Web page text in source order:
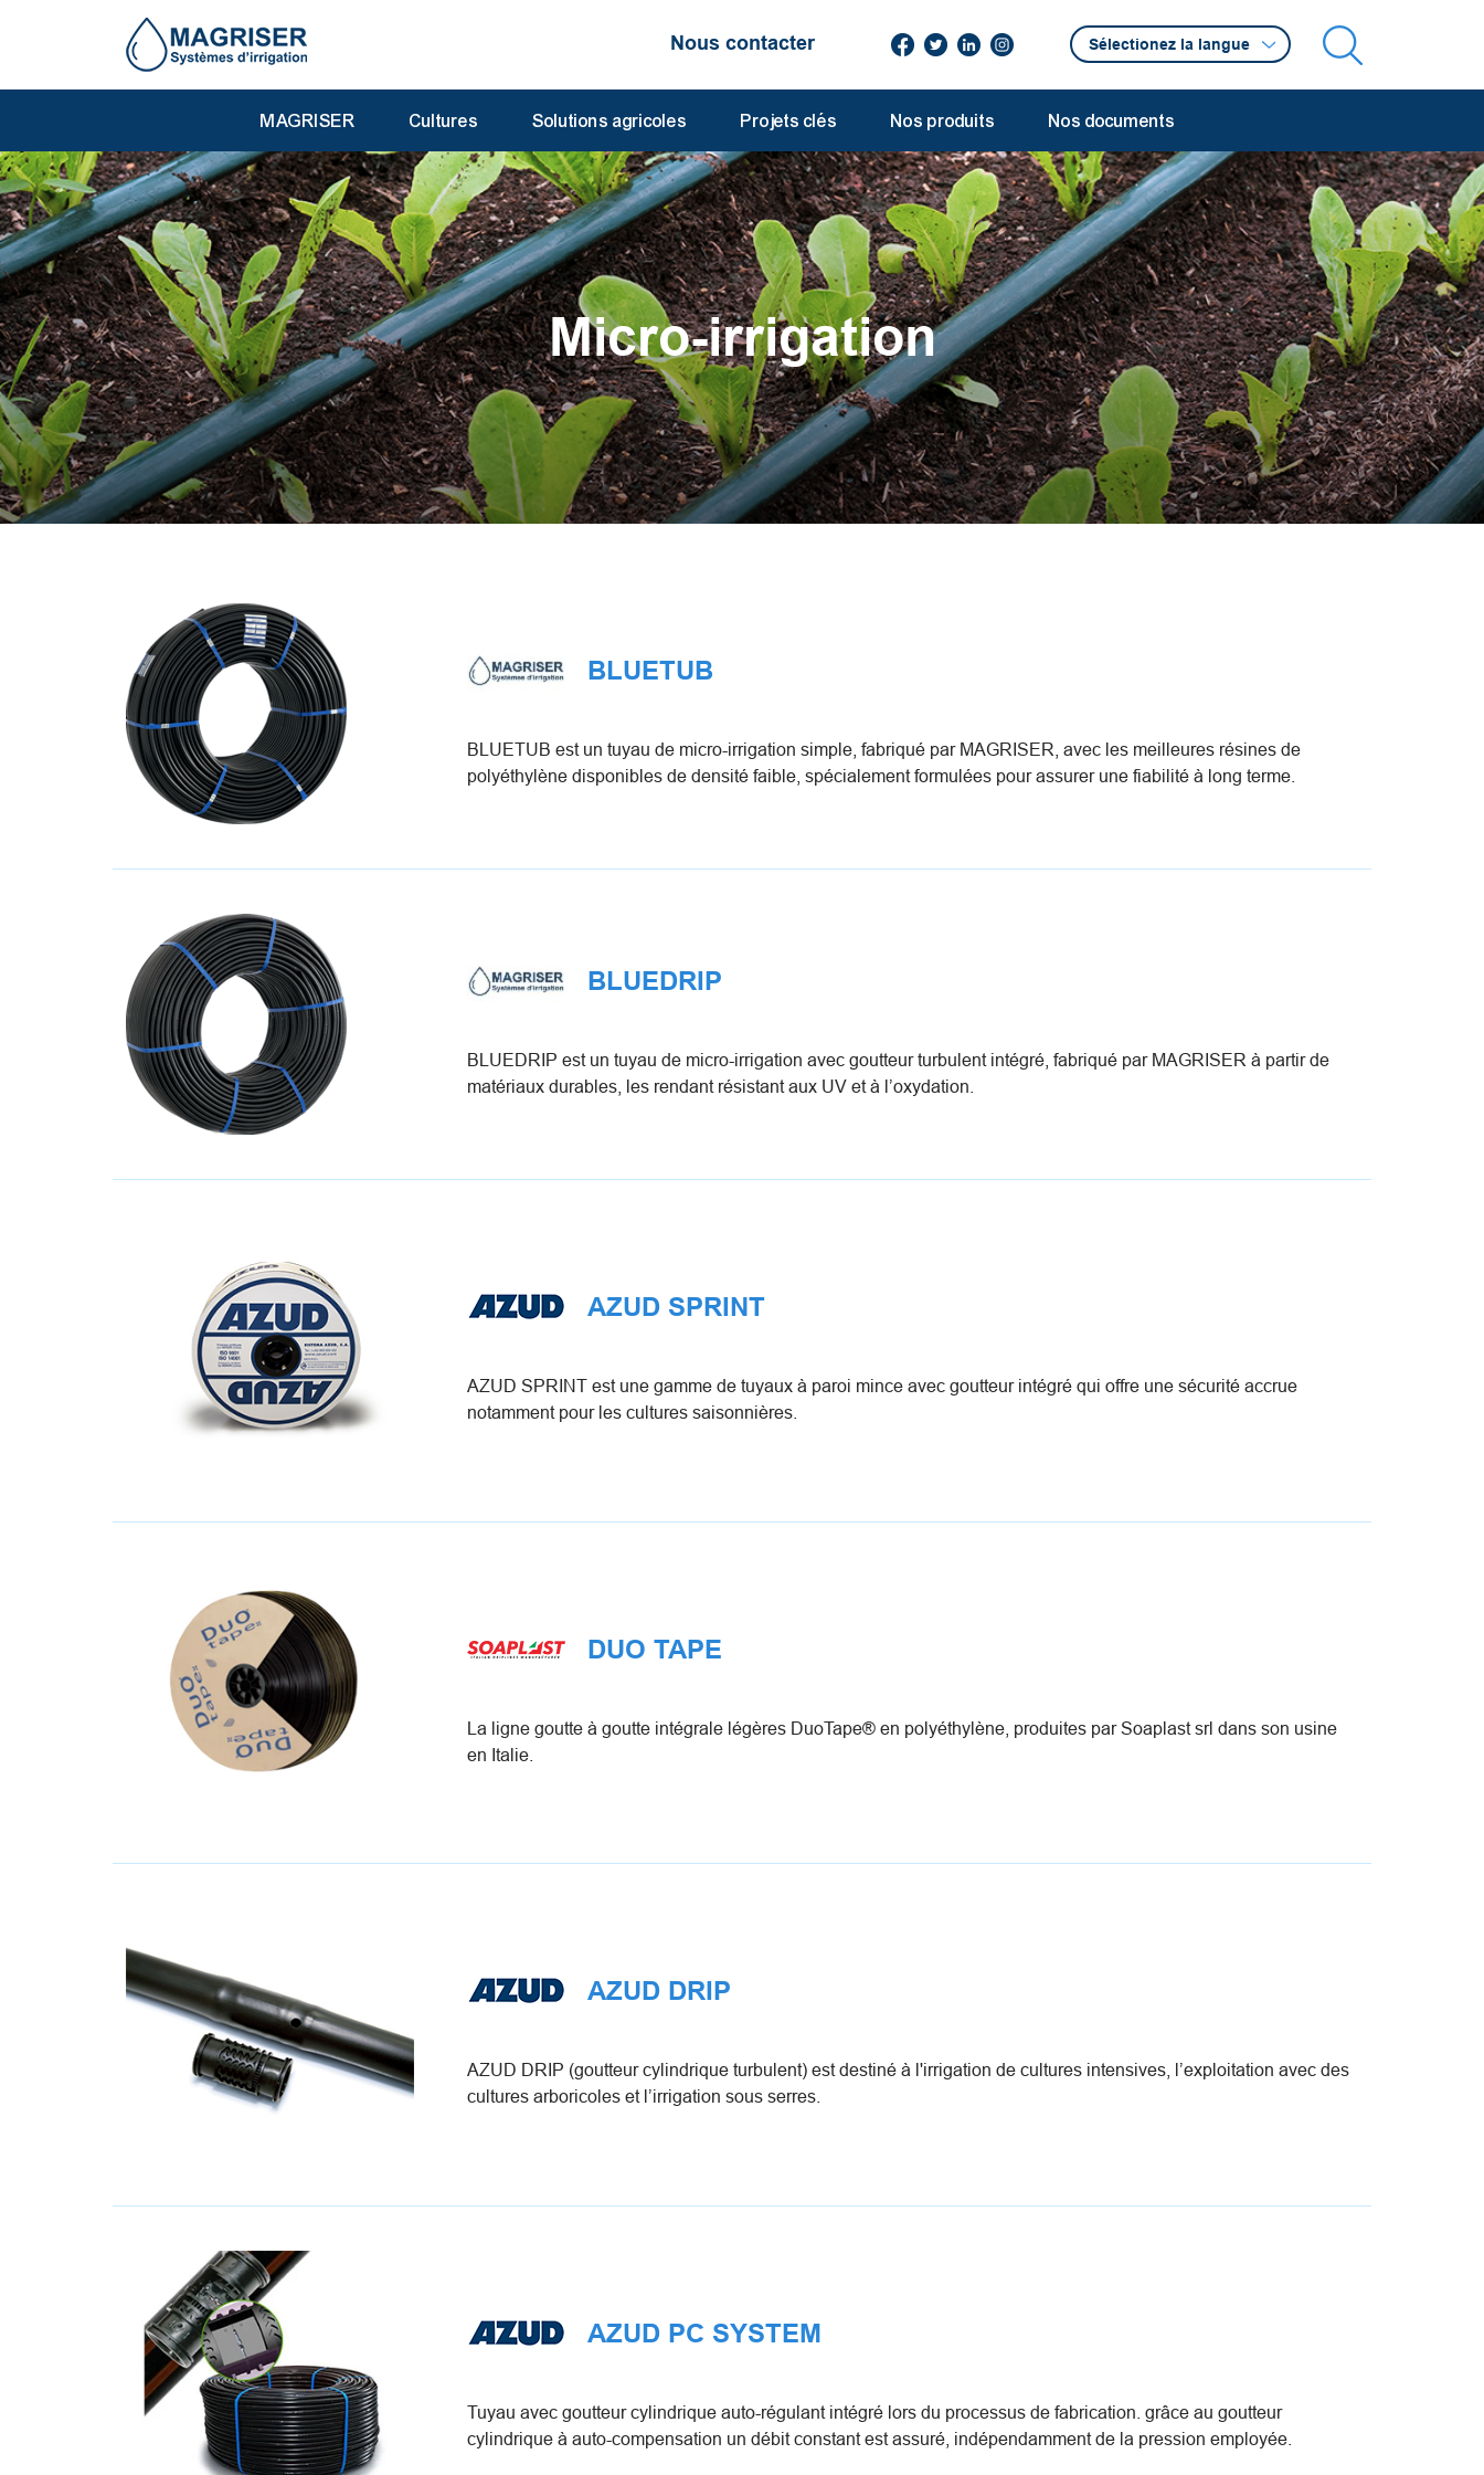
Nous contacter
MAGRISER Cultures Solutions agricoles Projets clés Nos produits Nos documents
Micro-irrigation
BLUETUB
BLUETUB est un tuyau de micro-irrigation simple, fabriqué par MAGRISER, avec les meilleures résines de
polyéthylène disponibles de densité faible, spécialement formulées pour assurer une fiabilité à long terme.
BLUEDRIP
BLUEDRIP est un tuyau de micro-irrigation avec goutteur turbulent intégré, fabriqué par MAGRISER à partir de
matériaux durables, les rendant résistant aux UV et à l’oxydation.
AZUD SPRINT
AZUD SPRINT est une gamme de tuyaux à paroi mince avec goutteur intégré qui offre une sécurité accrue
notamment pour les cultures saisonnières.
DUO TAPE
La ligne goutte à goutte intégrale légères DuoTape® en polyéthylène, produites par Soaplast srl dans son usine
en Italie.
AZUD DRIP
AZUD DRIP (goutteur cylindrique turbulent) est destiné à l'irrigation de cultures intensives, l’exploitation avec des
cultures arboricoles et l’irrigation sous serres.
AZUD PC SYSTEM
Tuyau avec goutteur cylindrique auto-régulant intégré lors du processus de fabrication. grâce au goutteur
cylindrique à auto-compensation un débit constant est assuré, indépendamment de la pression employée.